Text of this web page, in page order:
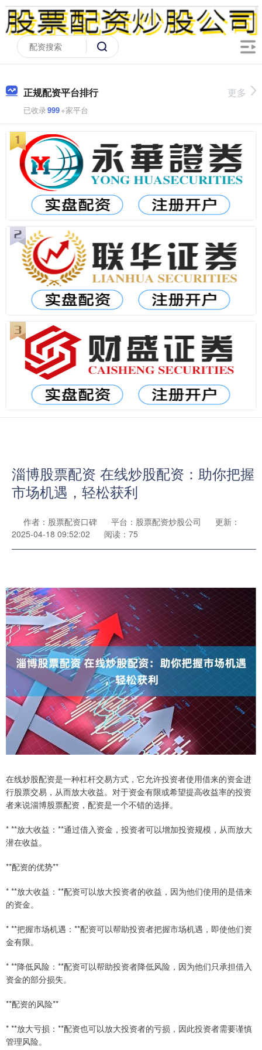
正规配资平台排行
已收录999+家平台
更多
淄博股票配资 在线炒股配资：助你把握
市场机遇，轻松获利
作者：股票配资口碑 平台：股票配资炒股公司
更新：
2025-04-18 09:52:02
阅读：75
在线炒股配资是一种杠杆交易方式，它允许投资者使用借来的资金进
行股票交易，从而放大收益。对于资金有限或希望提高收益率的投资
者来说淄博股票配资，配资是一个不错的选择。
* **放大收益：**通过借入资金，投资者可以增加投资规模，从而放大
潜在收益。
**配资的优势**
* **放大收益：**配资可以放大投资者的收益，因为他们使用的是借来
的资金。
* **把握市场机遇：**配资可以帮助投资者把握市场机遇，即使他们资
金有限。
* **降低风险：**配资可以帮助投资者降低风险，因为他们只承担借入
资金的部分损失。
**配资的风险**
* **放大亏损：**配资也可以放大投资者的亏损，因此投资者需要谨慎
管理风险。